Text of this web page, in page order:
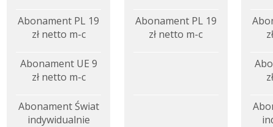
Abonament PL 19
zł netto m-c
Abonament UE 9
zł netto m-c
Abonament Świat
indywidualnie
Abonament PL 19
zł netto m-c